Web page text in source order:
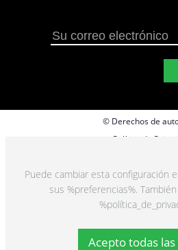
© Derechos de
Política de
Términos y
Puede cambiar esta configuración
sus %preferencias%.
Acepto todas